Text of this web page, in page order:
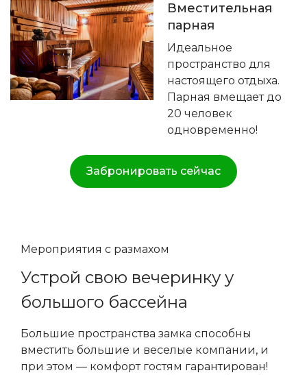
Вместительная
парная
Идеальное
пространство для
настоящего отдыха.
Парная вмещает до
20 человек
одновременно!
Забронировать сейчас
Мероприятия с размахом
Устрой свою вечеринку у
большого бассейна
Большие пространства замка способны
вместить большие и веселые компании, и
при этом — комфорт гостям гарантирован!